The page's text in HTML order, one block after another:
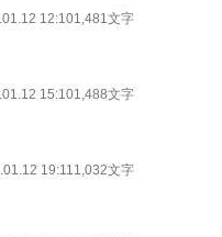
12:101,481文字
15:101,488文字
19:111,032文字